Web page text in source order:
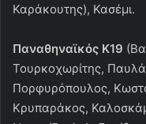
Καράκουτης), Κασέμι.
Παναθηναϊκός Κ19
Τουρκοχωρίτης,
Πορφυρόπουλος,
Κρυπαράκος,